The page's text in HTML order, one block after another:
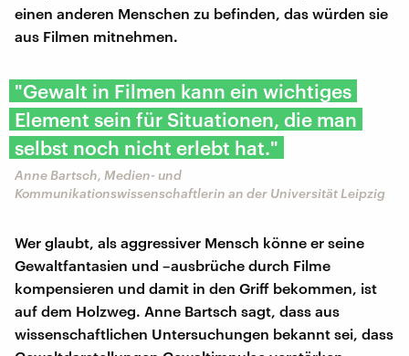
einen anderen Menschen zu befinden, das würden sie
aus Filmen mitnehmen.
"Gewalt in Filmen kann ein wichtiges
Element sein für Situationen, die man
selbst noch nicht erlebt hat."
Anne Bartsch, Medien- und
Kommunikationswissenschaftlerin an der Universität Leipzig
Wer glaubt, als aggressiver Mensch könne er seine
Gewaltfantasien und –ausbrüche durch Filme
kompensieren und damit in den Griff bekommen, ist
auf dem Holzweg. Anne Bartsch sagt, dass aus
wissenschaftlichen Untersuchungen bekannt sei, dass